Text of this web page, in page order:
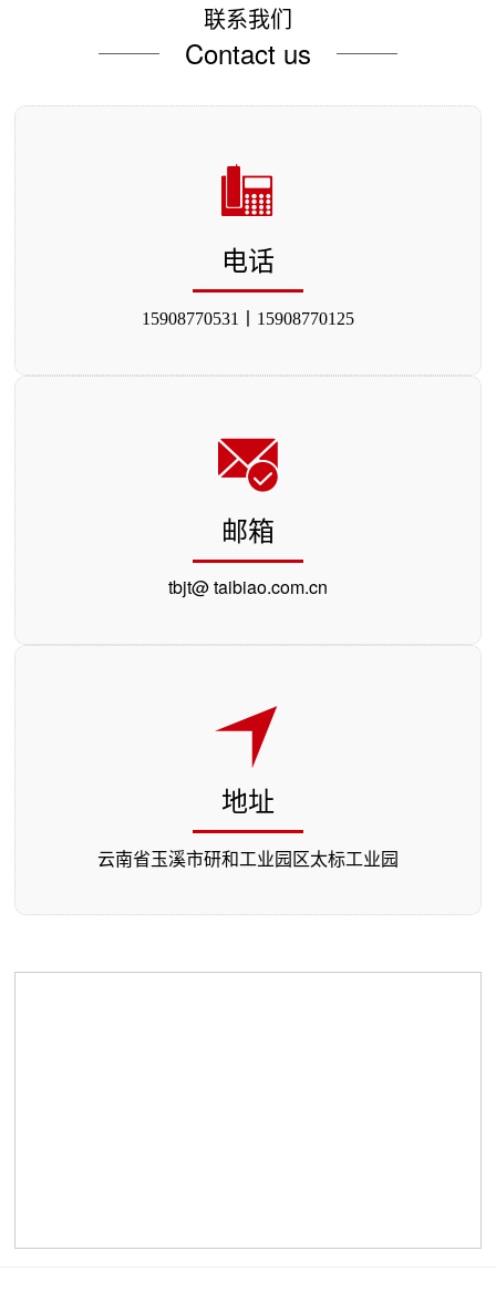
联系我们
Contact us
电话
15908770531丨15908770125
邮箱
tbjt@ taibiao.com.cn
地址
云南省玉溪市研和工业园区太标工业园